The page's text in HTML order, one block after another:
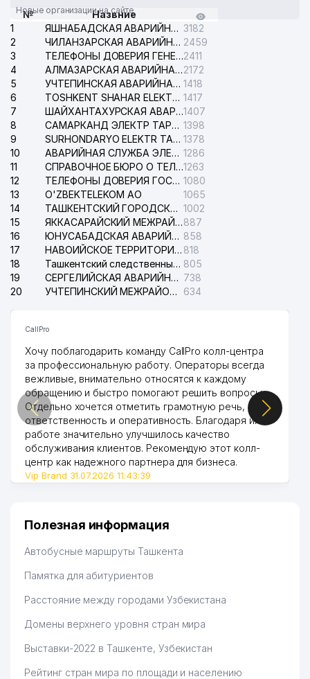
Новые организации на сайте
№
Назвние
1
ЯШНАБАДСКАЯ АВАРИЙНАЯ СЛУЖБА ЭЛЕКТРОСЕТИ 3182
2
ЧИЛАНЗАРСКАЯ АВАРИЙНАЯ СЛУЖБА ЭЛЕКТРОСЕТИ 2459
3
ТЕЛЕФОНЫ ДОВЕРИЯ ГЕНЕРАЛЬНОЙ ПРОКУРАТУРЫ РЕСПУБЛИКИ УЗБЕКИСТАН2411
4
АЛМАЗАРСКАЯ АВАРИЙНАЯ СЛУЖБА ЭЛЕКТРОСЕТИ2172
5
УЧТЕПИНСКАЯ АВАРИЙНАЯ СЛУЖБА ЭЛЕКТРОСЕТИ 1418
6
TOSHKENT SHAHAR ELEKTR TARMOQLARI KORXONASI АО 1417
7
ШАЙХАНТАХУРСКАЯ АВАРИЙНАЯ СЛУЖБА ЭЛЕКТРОСЕТИ1407
8
САМАРКАНД ЭЛЕКТР ТАРМОКЛАРИ АО 1398
9
SURHONDARYO ELEKTR TARMOKLARI АО 1378
10
АВАРИЙНАЯ СЛУЖБА ЭЛЕКТРОСЕТИ ТАШКЕНТСКОГО РАЙОНА 1286
11
СПРАВОЧНОЕ БЮРО О ТЕЛЕФОНАХ ОРГАНИЗАЦИЙ г. ТАШКЕНТА1263
12
ТЕЛЕФОНЫ ДОВЕРИЯ ГОСУДАРСТВЕННОГО ЦЕНТРА ТЕСТИРОВАНИЯ 1080
13
O'ZBEKTELEKOM АО
1065
14
ТАШКЕНТСКИЙ ГОРОДСКОЙ СУД ПО ГРАЖДАНСКИМ ДЕЛАМ 1002
15
ЯККАСАРАЙСКИЙ МЕЖРАЙОННЫЙ СУД ПО ГРАЖДАНСКИМ ДЕЛАМ887
16
ЮНУСАБАДСКАЯ АВАРИЙНАЯ СЛУЖБА ЭЛЕКТРОСЕТИ 858
17
НАВОИЙСКОЕ ТЕРРИТОРИАЛЬНОЕ ПРЕДПРИЯТИЕ ЭЛЕКТРОСЕТИ АО 818
18
Ташкентский следственный изолятор 805
19
СЕРГЕЛИЙСКАЯ АВАРИЙНАЯ СЛУЖБА ЭЛЕКТРОСЕТИ 738
20
УЧТЕПИНСКИЙ МЕЖРАЙОННЫЙ СУД ПО ГРАЖДАНСКИМ ДЕЛАМ 634
CallPro
Хочу поблагодарить команду CallPro колл-центра
за профессиональную работу. Операторы всегда
вежливые, внимательно относятся к каждому
обращению и быстро помогают решить вопросы.
Отдельно хочется отметить грамотную речь,
ответственность и оперативность. Благодаря их
работе значительно улучшилось качество
обслуживания клиентов. Рекомендую этот колл-
центр как надежного партнера для бизнеса.
Vip Brand 31.07.2026 11:43:39
Полезная информация
Автобусные маршруты Ташкента
Памятка для абитуриентов
Расстояние между городами Узбекистана
Домены верхнего уровня стран мира
Выставки-2022 в Ташкенте, Узбекистан
Рейтинг стран мира по площади и населению